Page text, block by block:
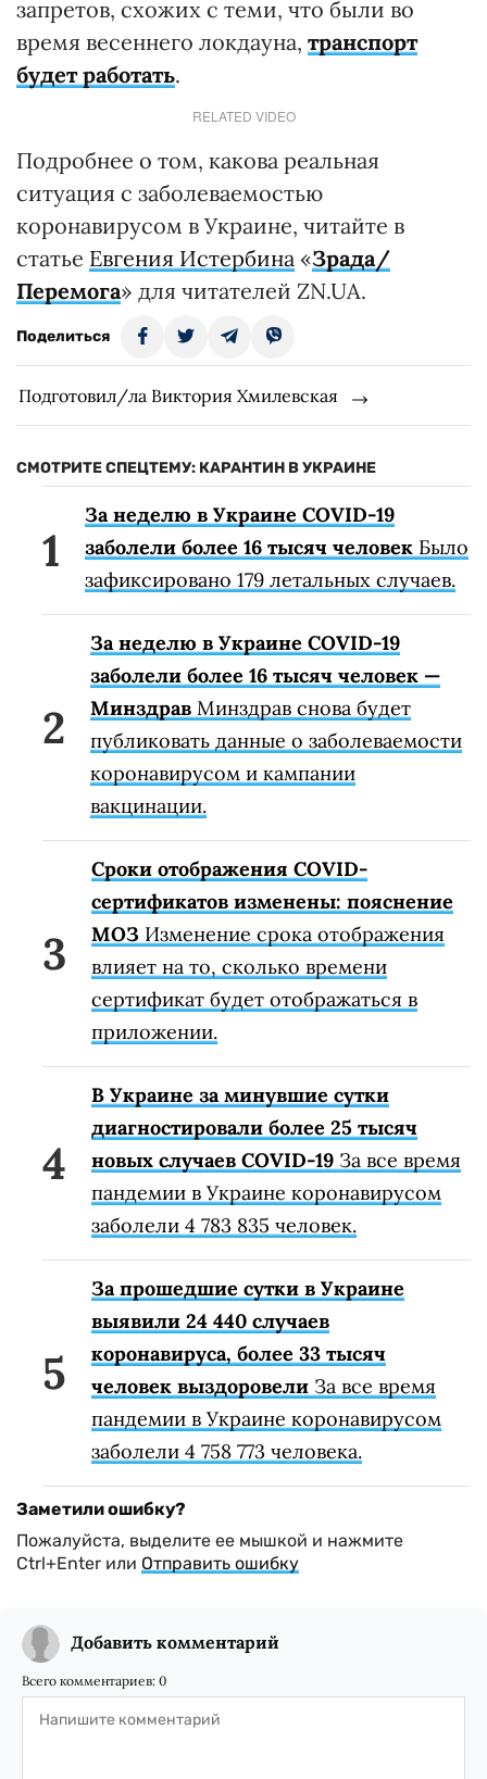
запретов, схожих с теми, что были во
время весеннего локдауна, транспорт
будет работать.
RELATED VIDEO
Подробнее о том, какова реальная
ситуация с заболеваемостью
коронавирусом в Украине, читайте в
статье Евгения Истербина «Зрада/
Перемога» для читателей ZN.UA.
Поделиться
Подготовил/ла Виктория Хмилевская
СМОТРИТЕ СПЕЦТЕМУ: КАРАНТИН В УКРАИНЕ
За неделю в Украине COVID-19
заболели более 16 тысяч человек Было
зафиксировано 179 летальных случаев.
За неделю в Украине COVID-19
заболели более 16 тысяч человек —
Минздрав Минздрав снова будет
публиковать данные о заболеваемости
коронавирусом и кампании
вакцинации.
Сроки отображения COVID-
сертификатов изменены: пояснение
МОЗ Изменение срока отображения
влияет на то, сколько времени
сертификат будет отображаться в
приложении.
В Украине за минувшие сутки
диагностировали более 25 тысяч
новых случаев COVID-19 За все время
пандемии в Украине коронавирусом
заболели 4 783 835 человек.
За прошедшие сутки в Украине
выявили 24 440 случаев
коронавируса, более 33 тысяч
человек выздоровели За все время
пандемии в Украине коронавирусом
заболели 4 758 773 человека.
Заметили ошибку?
Пожалуйста, выделите ее мышкой и нажмите
Ctrl+Enter или Отправить ошибку
Добавить комментарий
Всего комментариев: 0